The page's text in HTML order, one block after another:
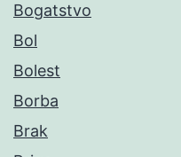
Bogatstvo
Bol
Bolest
Borba
Brak